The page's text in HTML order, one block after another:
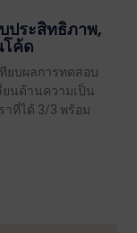
ประสิทธิภาพ,
โค้ด
ทียบผลการทดสอบ
ยนด้านความเป็น
าที่ได้ 3/3 พร้อม